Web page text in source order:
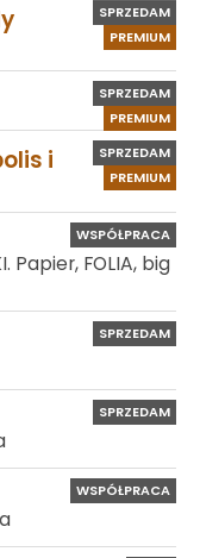
PREMIUM
SPRZEDAM
PREMIUM
SPRZEDAM
PREMIUM
SPRZEDAM
i
WSPÓŁPRACA
Papier, FOLIA, big
SPRZEDAM
SPRZEDAM
WSPÓŁPRACA